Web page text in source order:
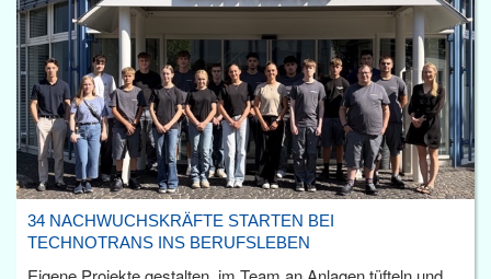
34 NACHWUCHSKRÄFTE STARTEN BEI
TECHNOTRANS INS BERUFSLEBEN